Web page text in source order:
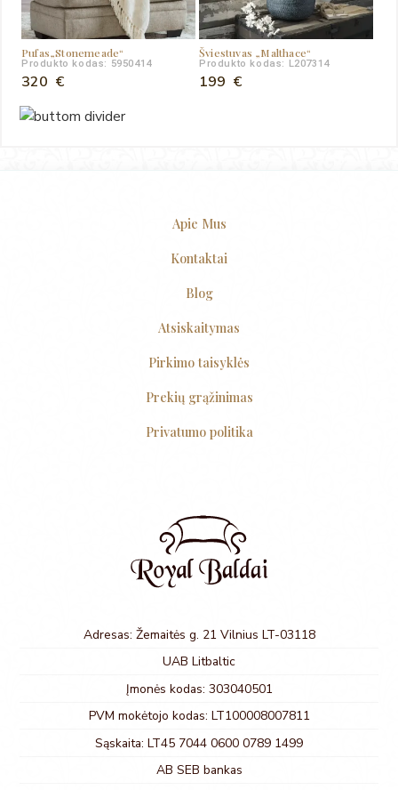
Pufas„Stonemeade“
Produkto kodas: 5950414
320 €
Šviestuvas „Malthace“
Produkto kodas: L207314
199 €
Apie Mus
Kontaktai
Blog
Atsiskaitymas
Pirkimo taisyklės
Prekių grąžinimas
Privatumo politika
Adresas: Žemaitės g. 21 Vilnius LT-03118
UAB Litbaltic
Įmonės kodas: 303040501
PVM mokėtojo kodas: LT100008007811
Sąskaita: LT45 7044 0600 0789 1499
AB SEB bankas